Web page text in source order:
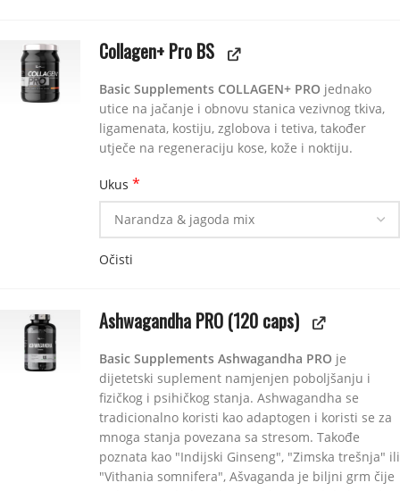
Collagen+ Pro BS
Basic Supplements COLLAGEN+ PRO jednako
utice na jačanje i obnovu stanica vezivnog tkiva,
ligamenata, kostiju, zglobova i tetiva, također
utječe na regeneraciju kose, kože i noktiju.
Ukus *
Očisti
Ashwagandha PRO (120 caps)
Basic Supplements Ashwagandha PRO je
dijetetski suplement namjenjen poboljšanju i
fizičkog i psihičkog stanja. Ashwagandha se
tradicionalno koristi kao adaptogen i koristi se za
mnoga stanja povezana sa stresom. Takođe
poznata kao "Indijski Ginseng", "Zimska trešnja" ili
"Vithania somnifera", Ašvaganda je biljni grm čije